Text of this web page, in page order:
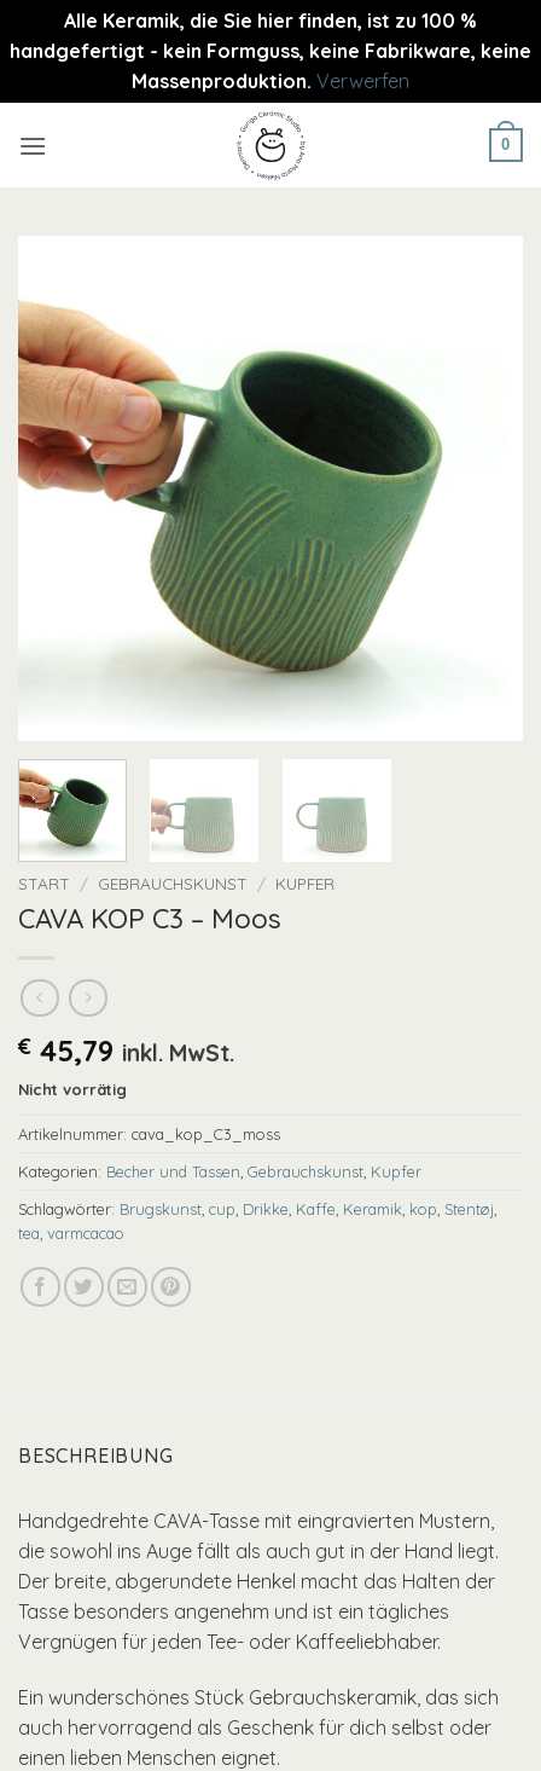
Alle Keramik, die Sie hier finden, ist zu 100 %
handgefertigt - kein Formguss, keine Fabrikware, keine
Massenproduktion. Verwerfen
Inhalt
0
START / GEBRAUCHSKUNST / KUPFER
CAVA KOP C3 – Moos
€ 45,79 inkl. MwSt.
Nicht vorrätig
Artikelnummer: cava_kop_C3_moss
Kategorien: Becher und Tassen Gebrauchskunst Kupfer
Schlagwörter: Brugskunst cup Drikke Kaffe Keramik kop Stentøj
tea varmcacao
BESCHREIBUNG
Handgedrehte CAVA-Tasse mit eingravierten Mustern,
die sowohl ins Auge fällt als auch gut in der Hand liegt.
Der breite, abgerundete Henkel macht das Halten der
Tasse besonders angenehm und ist ein tägliches
Vergnügen für jeden Tee- oder Kaffeeliebhaber.
Ein wunderschönes Stück Gebrauchskeramik, das sich
auch hervorragend als Geschenk für dich selbst oder
einen lieben Menschen eignet.